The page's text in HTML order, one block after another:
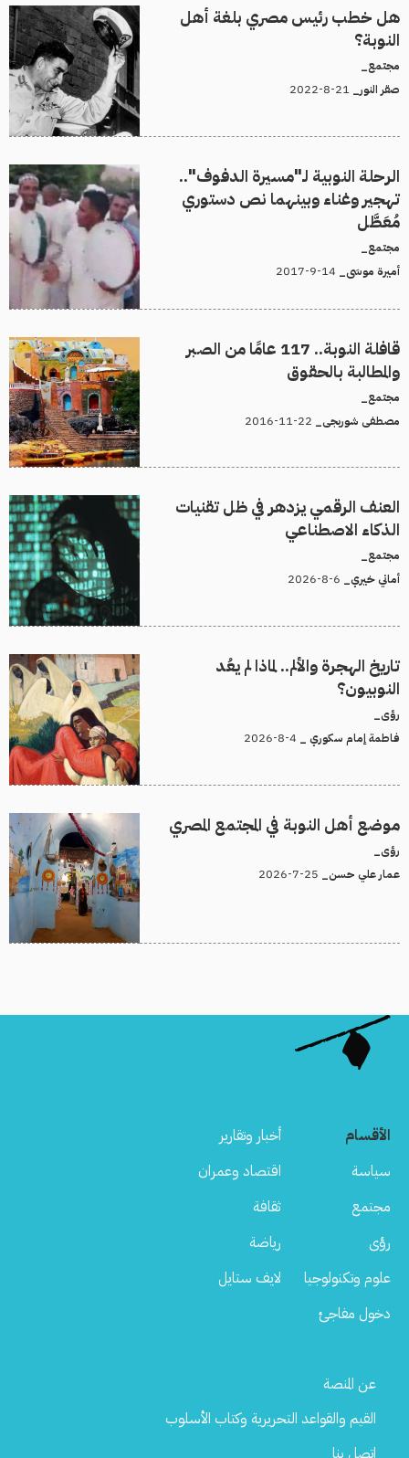
هل خطب رئيس مصري بلغة أهل
النوبة؟
مجتمع_
صقر النور_
الرحلة النوبية لـ"مسيرة الدفوف"..
تهجير وغناء وبينهما نص دستوري
مُعَطَّل
مجتمع_
أميرة موسَى_
قافلة النوبة.. 117 عامًا من الصبر
والمطالبة بالحقوق
مجتمع_
مصطفى شوربجى_
العنف الرقمي يزدهر في ظل تقنيات
الذكاء الاصطناعي
مجتمع_
أماني خيري_
تاريخ الهجرة والألم.. لماذا لم يعُد
النوبيون؟
رؤى_
فاطمة إمام سكوري _
موضع أهل النوبة في المجتمع المصري
رؤى_
عمار علي حسن_
الأقسام
أخبار وتقارير
سياسة
اقتصاد وعمران
مجتمع
ثقافة
رؤى
رياضة
علوم وتكنولوجيا
لايف ستايل
دخول مفاجئ
Footer
عن المنصة
القيم والقواعد التحريرية وكتاب الأسلوب